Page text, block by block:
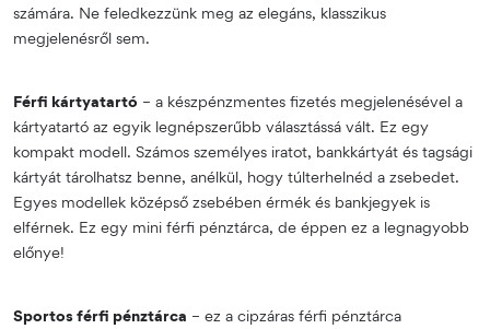
számára. Ne feledkezzünk meg az elegáns, klasszikus
megjelenésről sem.
Férfi kártyatartó – a készpénzmentes fizetés megjelenésével a
kártyatartó az egyik legnépszerűbb választássá vált. Ez egy
kompakt modell. Számos személyes iratot, bankkártyát és tagsági
kártyát tárolhatsz benne, anélkül, hogy túlterhelnéd a zsebedet.
Egyes modellek középső zsebében érmék és bankjegyek is
elférnek. Ez egy mini férfi pénztárca, de éppen ez a legnagyobb
előnye!
Sportos férfi pénztárca – ez a cipzáras férfi pénztárca